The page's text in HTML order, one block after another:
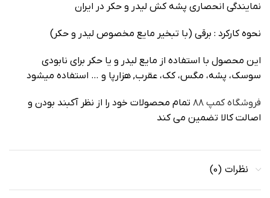
نمایندگی انحصاری پشه کش لیدر و حکر در ایران
نحوه کارکرد : برقی (با تبخیر مایع مخصوص لیدر و حکر)
این محصول با استفاده از مایع لیدر و یا حکر برای نابودی
سوسک، پشه، مگس، کک، عقرب, هزارپا و … استفاده میشود
فروشگاه کمپ ۸۸
تمام محصولات خود را از نظر آکبند بودن و
اصالت کالا تضمین می کند
نظرات (0)